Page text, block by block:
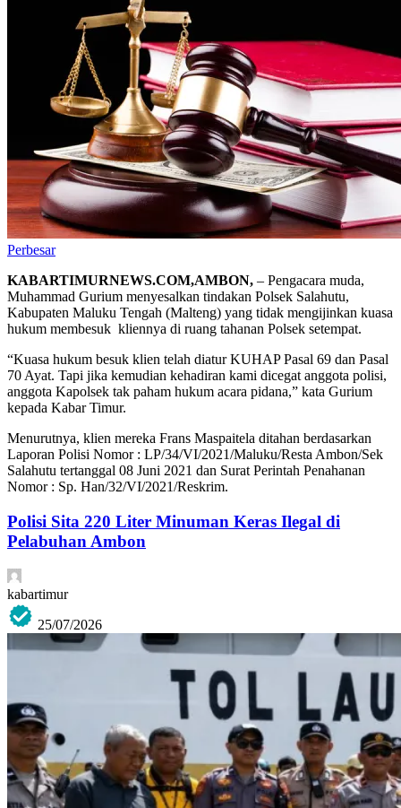
Perbesar
KABARTIMURNEWS.COM,AMBON, – Pengacara muda,
Muhammad Gurium menyesalkan tindakan Polsek Salahutu,
Kabupaten Maluku Tengah (Malteng) yang tidak mengijinkan kuasa
hukum membesuk kliennya di ruang tahanan Polsek setempat.
“Kuasa hukum besuk klien telah diatur KUHAP Pasal 69 dan Pasal
70 Ayat. Tapi jika kemudian kehadiran kami dicegat anggota polisi,
anggota Kapolsek tak paham hukum acara pidana,” kata Gurium
kepada Kabar Timur.
Menurutnya, klien mereka Frans Maspaitela ditahan berdasarkan
Laporan Polisi Nomor : LP/34/VI/2021/Maluku/Resta Ambon/Sek
Salahutu tertanggal 08 Juni 2021 dan Surat Perintah Penahanan
Nomor : Sp. Han/32/VI/2021/Reskrim.
Polisi Sita 220 Liter Minuman Keras Ilegal di
Pelabuhan Ambon
kabartimur
25/07/2026